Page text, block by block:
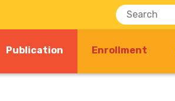
Publication (current)Enrollment